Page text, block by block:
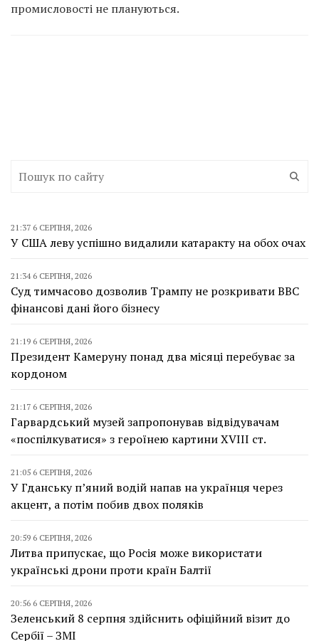
промисловості не плануються.
21:37 6 СЕРПНЯ, 2026
У США леву успішно видалили катаракту на обох очах
21:34 6 СЕРПНЯ, 2026
Суд тимчасово дозволив Трампу не розкривати BBC
фінансові дані його бізнесу
21:19 6 СЕРПНЯ, 2026
Президент Камеруну понад два місяці перебуває за
кордоном
21:17 6 СЕРПНЯ, 2026
Гарвардський музей запропонував відвідувачам
«поспілкуватися» з героїнею картини XVIII ст.
21:05 6 СЕРПНЯ, 2026
У Гданську п’яний водій напав на українця через
акцент, а потім побив двох поляків
20:59 6 СЕРПНЯ, 2026
Литва припускає, що Росія може використати
українські дрони проти країн Балтії
20:56 6 СЕРПНЯ, 2026
Зеленський 8 серпня здійснить офіційний візит до
Сербії – ЗМІ